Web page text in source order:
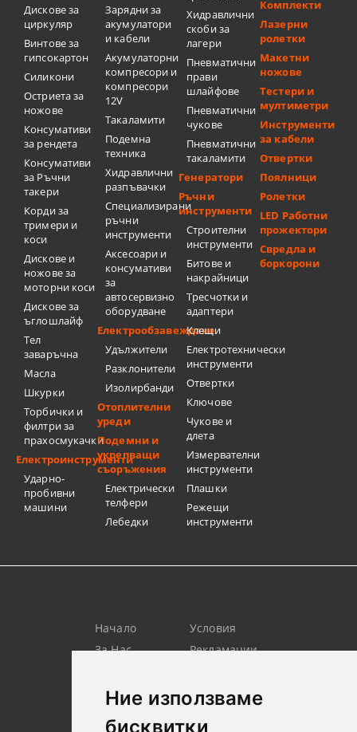
Ние използваме
бисквитки
Дискове за
циркуляр
Винтове за
гипсокартон
Силикони
Остриета за
ножове
Консумативи
за рендета
Консумативи
за Ръчни
такери
Корди за
тримери и
коси
Дискове и
ножове за
моторни коси
Дискове за
ъглошлайф
Тел
заваръчна
Масла
Шкурки
Торбички и
филтри за
прахосмукачки
Електроинструменти
Ударно-
пробивни
машини
Зарядни за
акумулатори
и кабели
Акумулаторни
компресори и
компресори
12V
Такаламити
Подемна
техника
Хидравлични
разпъвачки
Специализирани
ръчни
инструменти
Аксесоари и
консумативи
за
автосервизно
оборудване
Електрообзавеждане
Удължители
Разклонители
Изолирбанди
Отоплителни
уреди
Подемни и
укрепващи
съоръжения
Електрически
телфери
Лебедки
Хидравлични
скоби за
лагери
Пневматични
прави
шлайфове
Пневматични
чукове
Пневматични
такаламити
Генератори
Ръчни
инструменти
Строителни
инструменти
Битове и
накрайници
Тресчотки и
адаптери
Клещи
Електротехнически
инструменти
Отвертки
Ключове
Чукове и
длета
Измервателни
инструменти
Плашки
Режещи
инструменти
Комплекти
Лазерни
ролетки
Макетни
ножове
Тестери и
мултиметри
Инструменти
за кабели
Отвертки
Поялници
Ролетки
LED Работни
прожектори
Свредла и
боркорони
Начало
За Нас
Лични
Данни
Условия
Рекламации
Новини